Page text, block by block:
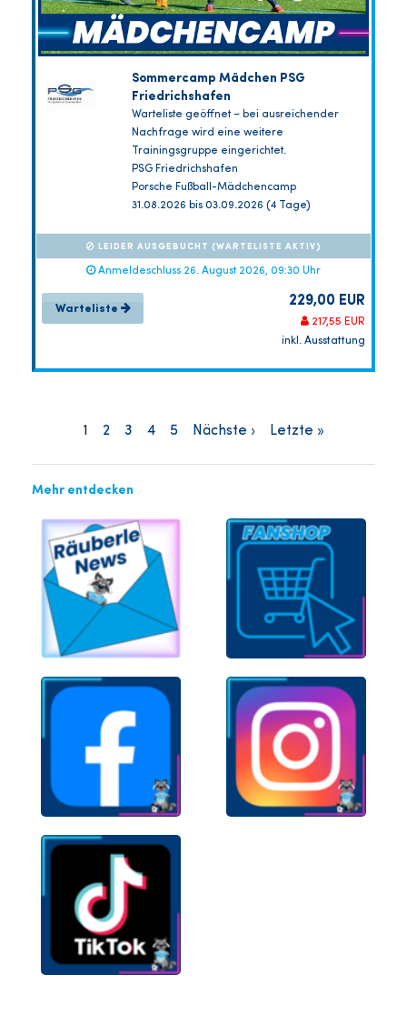
Sommercamp Mädchen PSG
Friedrichshafen
Warteliste geöffnet – bei ausreichender
Nachfrage wird eine weitere
Trainingsgruppe eingerichtet.
PSG Friedrichshafen
Porsche Fußball-Mädchencamp
31.08.2026 bis 03.09.2026 (4 Tage)
LEIDER AUSGEBUCHT (WARTELISTE AKTIV)
Anmeldeschluss 26. August 2026, 09:30 Uhr
Warteliste 229,00 EUR
217,55 EUR
inkl. Ausstattung
1 2 3 4 5 Nächste › Letzte »
Mehr entdecken